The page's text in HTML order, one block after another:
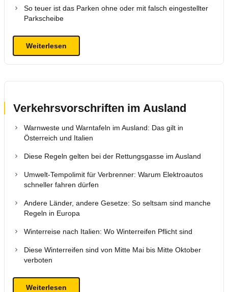
So teuer ist das Parken ohne oder mit falsch eingestellter
Parkscheibe
Weiterlesen
Verkehrsvorschriften im Ausland
Warnweste und Warntafeln im Ausland: Das gilt in
Österreich und Italien
Diese Regeln gelten bei der Rettungsgasse im Ausland
Umwelt-Tempolimit für Verbrenner: Warum Elektroautos
schneller fahren dürfen
Andere Länder, andere Gesetze: So seltsam sind manche
Regeln in Europa
Winterreise nach Italien: Wo Winterreifen Pflicht sind
Diese Winterreifen sind von Mitte Mai bis Mitte Oktober
verboten
Weiterlesen